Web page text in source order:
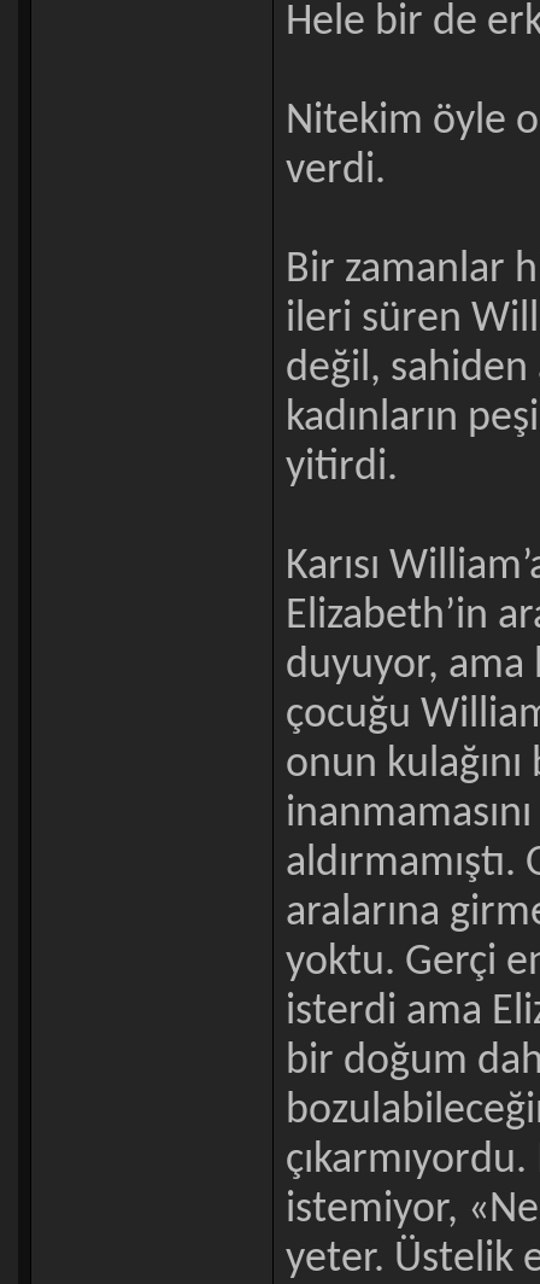
Hele bir de
Nitekim öyle
verdi.
Bir zamanlar
ileri süren
değil, sahiden
kadınların
yitirdi.
Karısı
Elizabeth’in
duyuyor,
çocuğu
onun
aldırmamıştı.
aralarına
yoktu. Gerçi
isterdi ama
bir doğum
istemiyor,
yeter. Üstelik